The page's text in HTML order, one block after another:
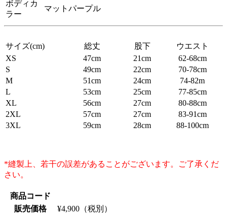
ボディカ
ラー
マットパープル
サイズ(cm) 総丈 股下
ウエスト
XS
47cm 21cm
62-68cm
S
49cm 22cm
70-78cm
M
51cm 24cm
74-82m
L
53cm 25cm
77-85cm
XL
56cm 27cm
80-88cm
2XL
57cm 27cm
83-91cm
3XL
59cm 28cm 88-100cm
*縫製上、若干の誤差があることがございます。ご了承くだ
さい。
商品コード
販売価格
¥4,900 （税別）